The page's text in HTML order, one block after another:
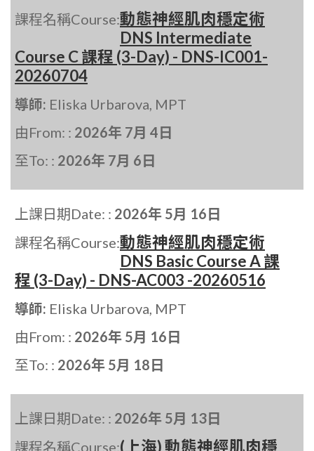
課程名稱Course:動態神經肌肉穩定術
DNS Intermediate
Course C 課程 (3-Day) - DNS-IC001-
20260704
導師: Eliska Urbarova, MPT
由From: : 2026年 7月 4日
至To: : 2026年 7月 6日
上課日期Date: : 2026年 5月 16日
課程名稱Course:動態神經肌肉穩定術
DNS Basic Course A 課
程 (3-Day) - DNS-AC003 -20260516
導師: Eliska Urbarova, MPT
由From: : 2026年 5月 16日
至To: : 2026年 5月 18日
上課日期Date: : 2026年 5月 13日
課程名稱Course:(上海) 動態神經肌肉穩